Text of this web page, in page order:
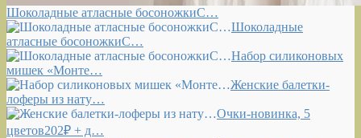
Шоколадные атласные босоножкиС…
Шоколадные
атласные босоножкиС…
Набор силиконовых
мишек «Монте…
Женские балетки-
лоферы из нату…
Очки-новинка, 5
цветов202₽ + д…